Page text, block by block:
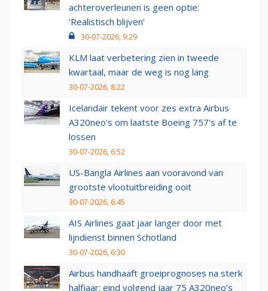
achteroverleunen is geen optie:
‘Realistisch blijven’
30-07-2026, 9:29
KLM laat verbetering zien in tweede
kwartaal, maar de weg is nog lang
30-07-2026, 8:22
Icelandair tekent voor zes extra Airbus
A320neo's om laatste Boeing 757's af te
lossen
30-07-2026, 6:52
US-Bangla Airlines aan vooravond van
grootste vlootuitbreiding ooit
30-07-2026, 6:45
AIS Airlines gaat jaar langer door met
lijndienst binnen Schotland
30-07-2026, 6:30
Airbus handhaaft groeiprognoses na sterk
halfjaar: eind volgend jaar 75 A320neo’s